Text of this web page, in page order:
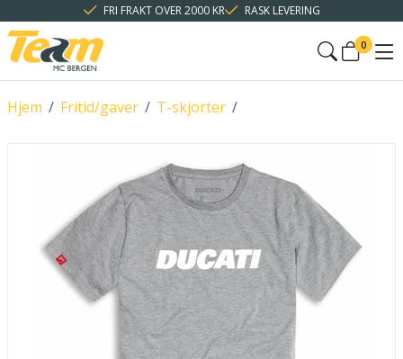
FRI FRAKT OVER 2000 KR RASK LEVERING
0
/
Hjem /
Fritid/gaver /
T-skjorter